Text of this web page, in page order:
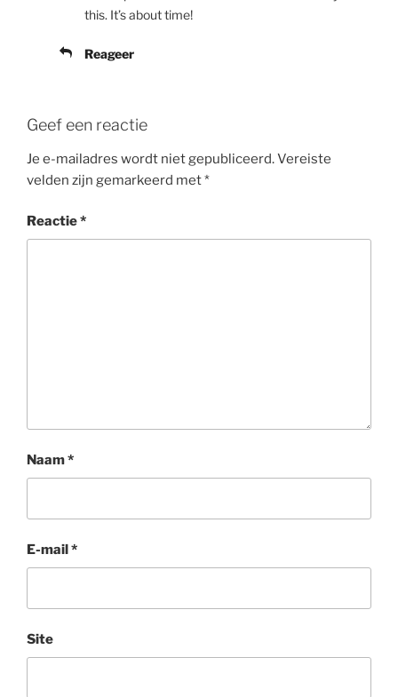
this. It’s about time!
Reageer
Geef een reactie
Je e-mailadres wordt niet gepubliceerd.Vereiste
velden zijn gemarkeerd met*
Reactie*
Naam*
E-mail*
Site